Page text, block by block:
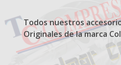
Todos nuestros
Originales de la marca